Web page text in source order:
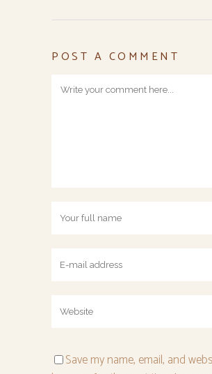
POST A COMMENT
Save my name, email, and